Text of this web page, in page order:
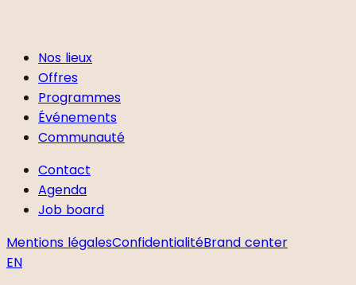
Nos lieux
Offres
Programmes
Événements
Communauté
Contact
Agenda
Job board
Mentions légalesConfidentialitéBrand center
EN